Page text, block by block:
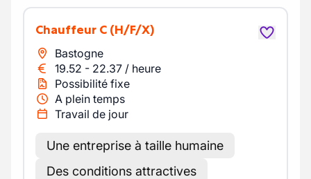
Chauffeur C (H/F/X)
Bastogne
19.52 - 22.37 / heure
Possibilité fixe
A plein temps
Travail de jour
Une entreprise à taille humaine
Des conditions attractives